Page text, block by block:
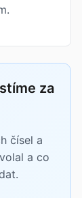
za
čísel a
a co